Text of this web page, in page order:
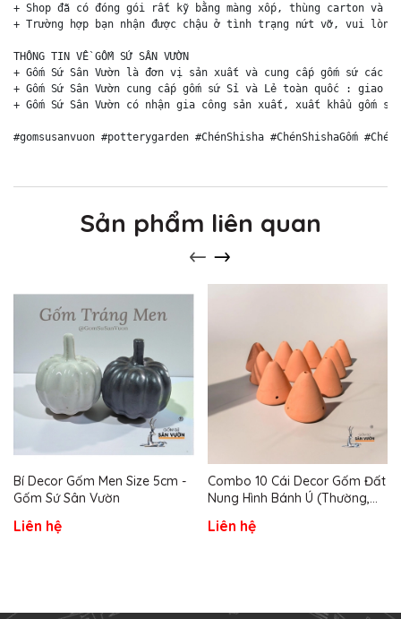
+ Shop đã có đóng gói rất kỹ bằng màng xốp, thùng carton và
+ Trường hợp bạn nhận được chậu ở tình trạng nứt vỡ, vui lòng
THÔNG TIN VỀ GỐM SỨ SÂN VƯỜN
+ Gốm Sứ Sân Vườn là đơn vị sản xuất và cung cấp gốm sứ
+ Gốm Sứ Sân Vườn cung cấp gốm sứ Sỉ và Lẻ toàn quốc :
+ Gốm Sứ Sân Vườn có nhận gia công sản xuất, xuất khẩu gốm sứ
#gomsusanvuon #potterygarden #ChénShisha #ChénShishaGốm
Sản phẩm liên quan
Bí Decor Gốm Men Size 5cm -
Gốm Sứ Sân Vườn
Liên hệ
Combo 10 Cái Decor Gốm Đất
Nung Hình Bánh Ú (Thường,
Gốm Sứ Sân Vườn
Liên hệ